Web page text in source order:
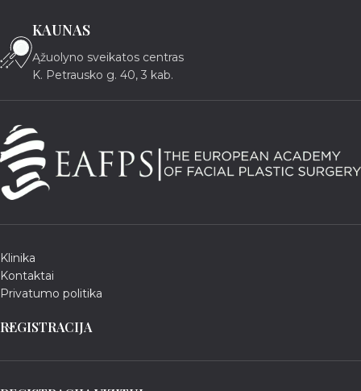
KAUNAS
Ąžuolyno sveikatos centras
K. Petrausko g. 40, 3 kab.
Klinika
Kontaktai
Privatumo politika
REGISTRACIJA